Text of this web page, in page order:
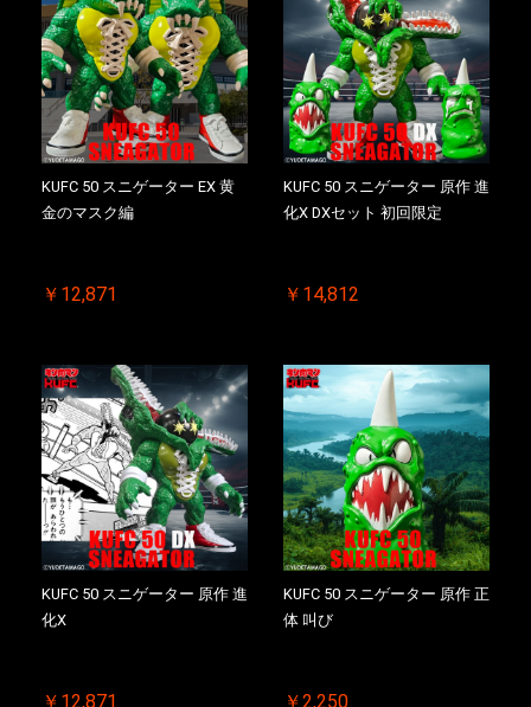
KUFC 50 スニゲーター EX 黄
金のマスク編
￥12,871
KUFC 50 スニゲーター 原作 進
化X DXセット 初回限定
￥14,812
KUFC 50 スニゲーター 原作 進
化X
￥12,871
KUFC 50 スニゲーター 原作 正
体 叫び
￥2,250